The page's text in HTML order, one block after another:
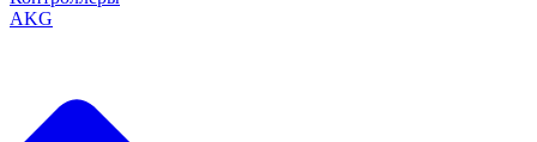
AKG